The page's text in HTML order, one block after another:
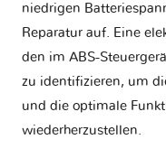
niedrigen
Reparatur auf. Eine
den im ABS-
zu identifizieren, um
und die optimale
wiederherzustellen.